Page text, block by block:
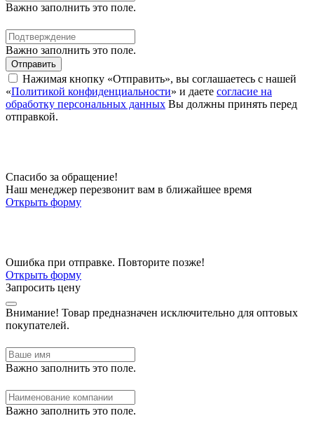
Важно заполнить это поле.
Важно заполнить это поле.
Отправить
Нажимая кнопку «Отправить», вы соглашаетесь с нашей
«Политикой конфиденциальности» и даете согласие на
обработку персональных данных Вы должны принять перед
отправкой.
Спасибо за обращение!
Наш менеджер перезвонит вам в ближайшее время
Открыть форму
Ошибка при отправке. Повторите позже!
Открыть форму
Запросить цену
Внимание! Товар предназначен исключительно для оптовых
покупателей.
Важно заполнить это поле.
Важно заполнить это поле.